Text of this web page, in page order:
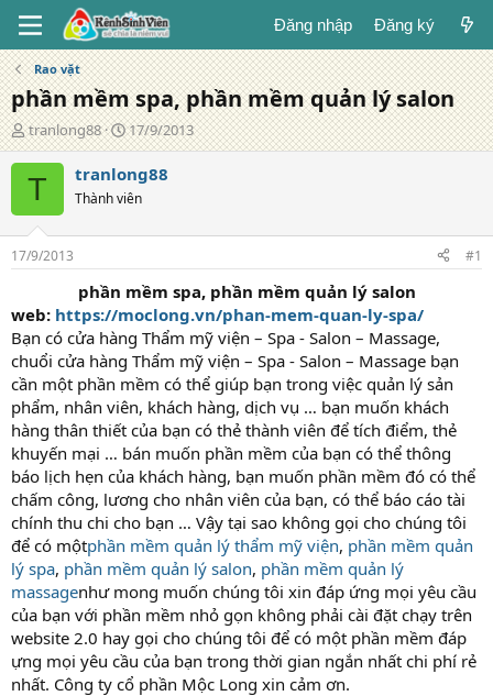
Đăng nhập Đăng ký
Rao vặt
phần mềm spa, phần mềm quản lý salon
T
á
c
g
ả
tranlong88
N
g
à
y
đ
g
17/9/2013
T tranlong88
Thành viên
17/9/2013 #1
phần mềm spa, phần mềm quản lý salon
web: https://moclong.vn/phan-mem-quan-ly-spa/
Bạn có cửa hàng Thẩm mỹ viện – Spa - Salon – Massage,
chuổi cửa hàng Thẩm mỹ viện – Spa - Salon – Massage bạn
cần một phần mềm có thể giúp bạn trong việc quản lý sản
phẩm, nhân viên, khách hàng, dịch vụ … bạn muốn khách
hàng thân thiết của bạn có thẻ thành viên để tích điểm, thẻ
khuyến mại … bán muốn phần mềm của bạn có thể thông
báo lịch hẹn của khách hàng, bạn muốn phần mềm đó có thể
chấm công, lương cho nhân viên của bạn, có thể báo cáo tài
chính thu chi cho bạn … Vậy tại sao không gọi cho chúng tôi
để có mộtphần mềm quản lý thẩm mỹ viện, phần mềm quản
lý spa, phần mềm quản lý salon, phần mềm quản lý
massagenhư mong muốn chúng tôi xin đáp ứng mọi yêu cầu
của bạn với phần mềm nhỏ gọn không phải cài đặt chạy trên
website 2.0 hay gọi cho chúng tôi để có một phần mềm đáp
ựng mọi yêu cầu của bạn trong thời gian ngắn nhất chi phí rẻ
nhất. Công ty cổ phần Mộc Long xin cảm ơn.